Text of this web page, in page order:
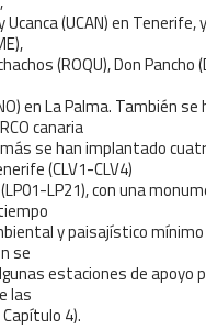
Ucanca (UCAN) en
(ROQU), Don Pancho
en La Palma. También se
canaria
se han implantado
(CLV1-CLV4)
LP21), con una
y paisajístico
se
estaciones de apoyo
las
4).